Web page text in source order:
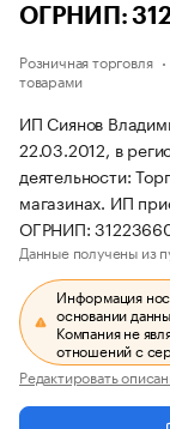
ОГРНИП:
Розничная торговля
товарами
ИП Сиянов
22.03.2012, в
деятельности:
магазинах. ИП
ОГРНИП:
Данные получены из
Информация
основании
Компания не
отношений с
Редактировать